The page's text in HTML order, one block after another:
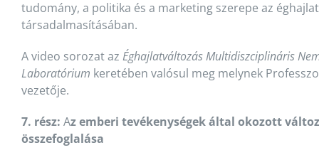
tudomány, a politika és a marketing szerepe az
társadalmasításában.
A video sorozat az Éghajlatváltozás Multidiszciplináris
Laboratórium keretében valósul meg melynek
vezetője.
7. rész: Az emberi tevékenységek által okozott
összefoglalása